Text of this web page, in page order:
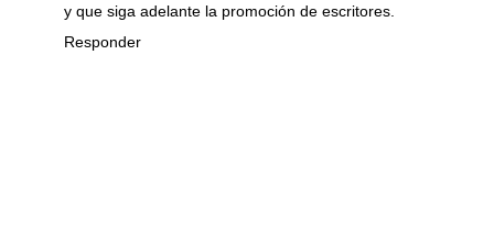
y que siga adelante la promoción de escritores.
Responder